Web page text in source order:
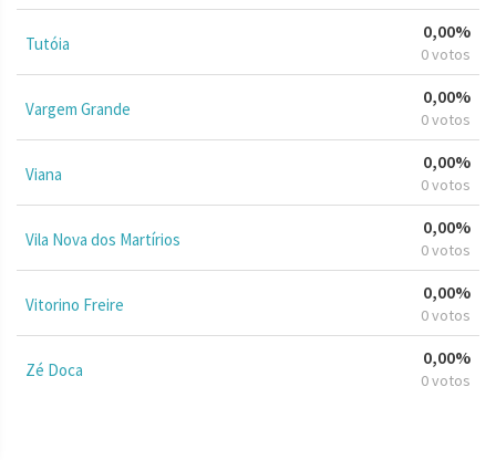
Tutóia
0,00%
0 votos
Vargem Grande
0,00%
0 votos
Viana
0,00%
0 votos
Vila Nova dos Martírios
0,00%
0 votos
Vitorino Freire
0,00%
0 votos
Zé Doca
0,00%
0 votos